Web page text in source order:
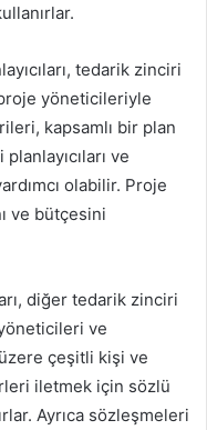
tedarik zinciri
yöneticileriyle
kapsamlı bir plan
ve
olabilir. Proje
ve bütçesini
diğer tedarik zinciri
ve
çeşitli kişi ve
iletmek için sözlü
Ayrıca sözleşmeleri